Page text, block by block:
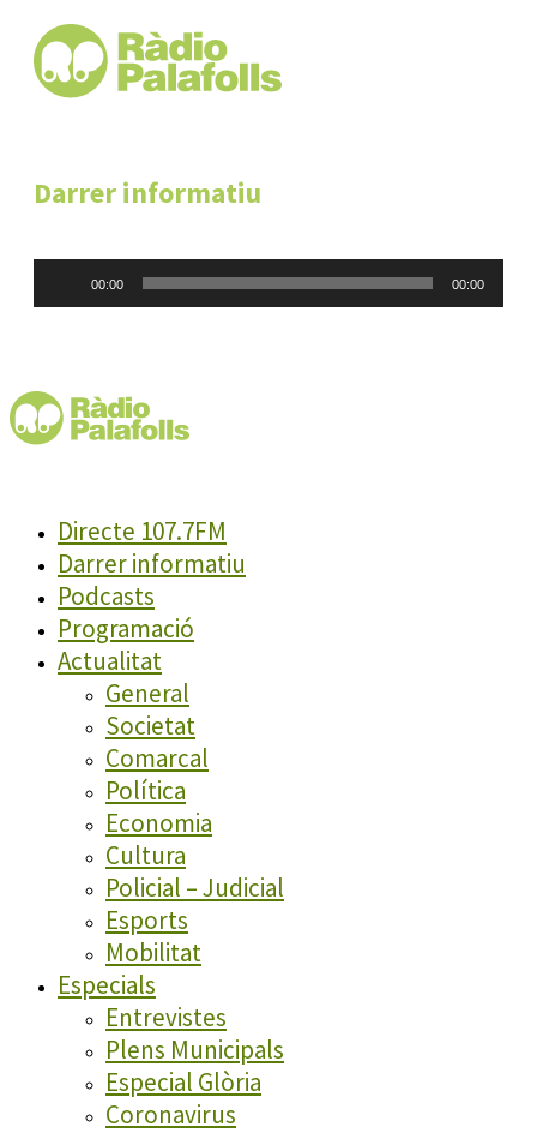
Darrer informatiu
00:00 00:00
Directe 107.7FM
Darrer informatiu
Podcasts
Programació
Actualitat
General
Societat
Comarcal
Política
Economia
Cultura
Policial – Judicial
Esports
Mobilitat
Especials
Entrevistes
Plens Municipals
Especial Glòria
Coronavirus